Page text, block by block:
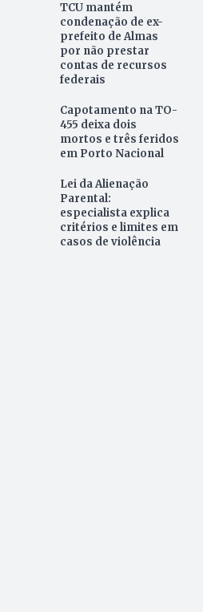
TCU mantém
condenação de ex-
prefeito de Almas
por não prestar
contas de recursos
federais
Capotamento na TO-
455 deixa dois
mortos e três feridos
em Porto Nacional
Lei da Alienação
Parental:
especialista explica
critérios e limites em
casos de violência